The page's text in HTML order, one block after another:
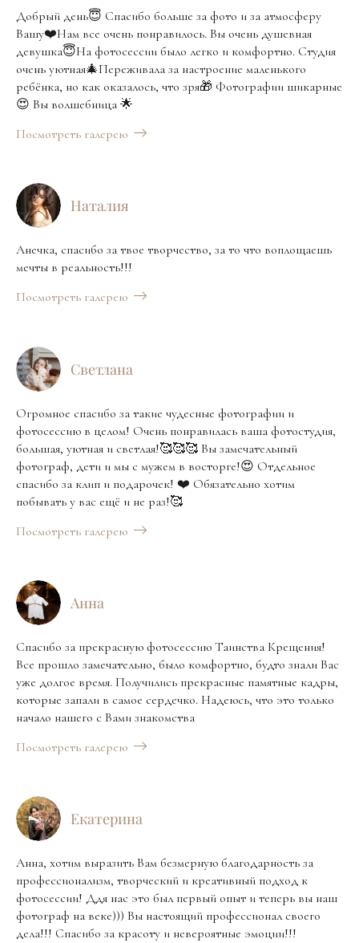
Добрый день😇 Спасибо больше за фото и за атмосферу
Вашу❤️Нам все очень понравилось. Вы очень душевная
девушка😇На фотосессии было легко и комфортно. Студия
очень уютная🎄Переживала за настроение маленького
ребёнка, но как оказалось, что зря🎁 Фотографии шикарные
😍 Вы волшебница 🌟
Посмотреть галерею
Наталия
Анечка, спасибо за твое творчество, за то что воплощаешь
мечты в реальность!!!
Посмотреть галерею
Светлана
Огромное спасибо за такие чудесные фотографии и
фотосессию в целом! Очень понравилась ваша фотостудия,
большая, уютная и светлая!🥰🥰🥰 Вы замечательный
фотограф, дети и мы с мужем в восторге!😍 Отдельное
спасибо за клип и подарочек! ❤️ Обязательно хотим
побывать у вас ещё и не раз!🥰
Посмотреть галерею
Анна
Спасибо за прекрасную фотосессию Таинства Крещения!
Все прошло замечательно, было комфортно, будто знали Вас
уже долгое время. Получились прекрасные памятные кадры,
которые запали в самое сердечко. Надеюсь, что это только
начало нашего с Вами знакомства
Посмотреть галерею
Екатерина
Анна, хотим выразить Вам безмерную благодарность за
профессионализм, творческий и креативный подход к
фотосессии! Ддя нас это был первый опыт и теперь вы наш
фотограф на веке))) Вы настоящий профессионал своего
дела!!! Спасибо за красоту и невероятные эмоции!!!